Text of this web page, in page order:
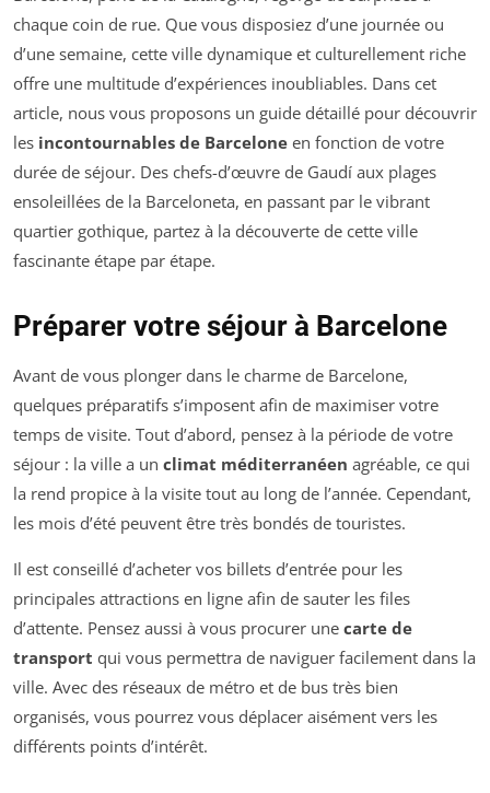
chaque coin de rue. Que vous disposiez d’une journée ou
d’une semaine, cette ville dynamique et culturellement riche
offre une multitude d’expériences inoubliables. Dans cet
article, nous vous proposons un guide détaillé pour découvrir
les incontournables de Barcelone en fonction de votre
durée de séjour. Des chefs-d’œuvre de Gaudí aux plages
ensoleillées de la Barceloneta, en passant par le vibrant
quartier gothique, partez à la découverte de cette ville
fascinante étape par étape.
Préparer votre séjour à Barcelone
Avant de vous plonger dans le charme de Barcelone,
quelques préparatifs s’imposent afin de maximiser votre
temps de visite. Tout d’abord, pensez à la période de votre
séjour : la ville a un climat méditerranéen agréable, ce qui
la rend propice à la visite tout au long de l’année. Cependant,
les mois d’été peuvent être très bondés de touristes.
Il est conseillé d’acheter vos billets d’entrée pour les
principales attractions en ligne afin de sauter les files
d’attente. Pensez aussi à vous procurer une carte de
transport qui vous permettra de naviguer facilement dans la
ville. Avec des réseaux de métro et de bus très bien
organisés, vous pourrez vous déplacer aisément vers les
différents points d’intérêt.